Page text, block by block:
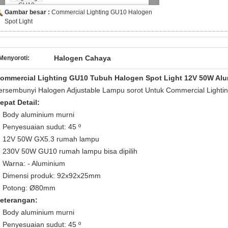
Gambar besar : Commercial Lighting GU10 Halogen
Spot Light
Halogen Cahaya
Lighting GU10 Tubuh Halogen Spot Light 12V 50W
Halogen Adjustable Lampu sorot Untuk Commercial
Detail:
Body aluminium murni
Penyesuaian sudut: 45 º
12V 50W GX5.3 rumah lampu
230V 50W GU10 rumah lampu bisa dipilih
Warna: - Aluminium
Dimensi produk: 92x92x25mm
Potong: Ø80mm
Body aluminium murni
Penyesuaian sudut: 45 º